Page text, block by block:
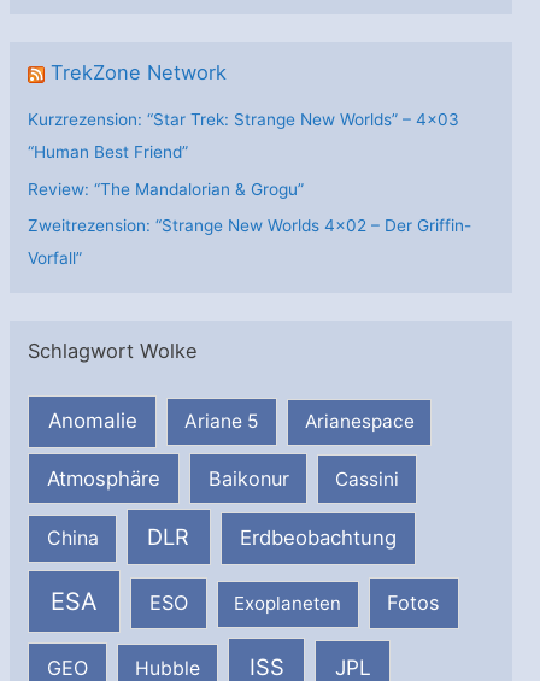
TrekZone Network
Kurzrezension: “Star Trek: Strange New Worlds” – 4×03
“Human Best Friend”
Review: “The Mandalorian & Grogu”
Zweitrezension: “Strange New Worlds 4×02 – Der Griffin-
Vorfall”
Schlagwort Wolke
Anomalie Ariane 5 Arianespace
Atmosphäre Baikonur Cassini
China DLR Erdbeobachtung
ESA ESO Exoplaneten Fotos
GEO Hubble ISS JPL